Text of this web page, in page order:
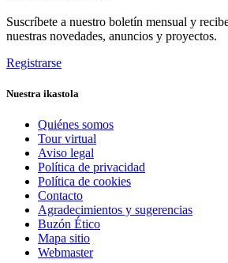
Suscríbete a nuestro boletín mensual y
nuestras novedades, anuncios y proyectos.
Registrarse
Nuestra ikastola
Quiénes somos
Tour virtual
Aviso legal
Política de privacidad
Política de cookies
Contacto
Agradecimientos y sugerencias
Buzón Ético
Mapa sitio
Webmaster